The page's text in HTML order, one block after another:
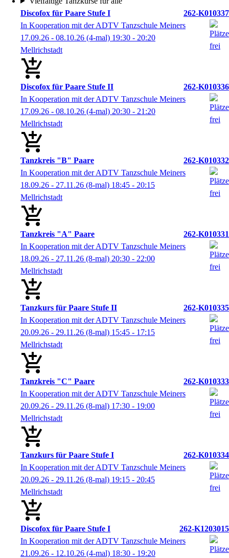
Discofox für Paare Stufe I
262-K010337
In Kooperation mit der ADTV Tanzschule Meiners
17.09.26 - 08.10.26 (4-mal) 19:30 - 20:20
Mellrichstadt
Discofox für Paare Stufe II
262-K010336
In Kooperation mit der ADTV Tanzschule Meiners
17.09.26 - 08.10.26 (4-mal) 20:30 - 21:20
Mellrichstadt
Tanzkreis "B" Paare
262-K010332
In Kooperation mit der ADTV Tanzschule Meiners
18.09.26 - 27.11.26 (8-mal) 18:45 - 20:15
Mellrichstadt
Tanzkreis "A" Paare
262-K010331
In Kooperation mit der ADTV Tanzschule Meiners
18.09.26 - 27.11.26 (8-mal) 20:30 - 22:00
Mellrichstadt
Tanzkurs für Paare Stufe II
262-K010335
In Kooperation mit der ADTV Tanzschule Meiners
20.09.26 - 29.11.26 (8-mal) 15:45 - 17:15
Mellrichstadt
Tanzkreis "C" Paare
262-K010333
In Kooperation mit der ADTV Tanzschule Meiners
20.09.26 - 29.11.26 (8-mal) 17:30 - 19:00
Mellrichstadt
Tanzkurs für Paare Stufe I
262-K010334
In Kooperation mit der ADTV Tanzschule Meiners
20.09.26 - 29.11.26 (8-mal) 19:15 - 20:45
Mellrichstadt
Discofox für Paare Stufe I
262-K1203015
In Kooperation mit der ADTV Tanzschule Meiners
21.09.26 - 12.10.26 (4-mal) 18:30 - 19:20